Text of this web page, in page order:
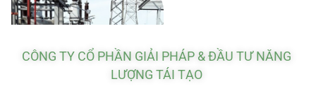
CÔNG TY CỔ PHẦN GIẢI PHÁP & ĐẦU TƯ NĂNG
LƯỢNG TÁI TẠO